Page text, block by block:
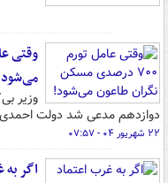
وزیر
دوازدهم مدعی شد دولت
۲۲ شهریور ۰۴ - ۰۷:۵۷
اگر